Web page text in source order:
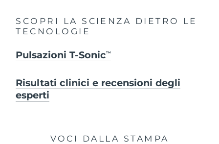
SCOPRI LA SCIENZA DIETRO LE
TECNOLOGIE
Pulsazioni T-SonicTM
Risultati clinici e recensioni degli
esperti
VOCI DALLA STAMPA